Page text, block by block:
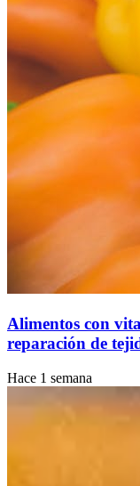
Alimentos con
reparación de
Hace 1 semana